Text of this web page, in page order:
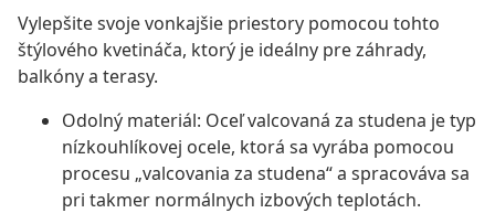
Vylepšite svoje vonkajšie priestory pomocou tohto
štýlového kvetináča, ktorý je ideálny pre záhrady,
balkóny a terasy.
Odolný materiál: Oceľ valcovaná za studena je typ
nízkouhlíkovej ocele, ktorá sa vyrába pomocou
procesu „valcovania za studena“ a spracováva sa
pri takmer normálnych izbových teplotách.